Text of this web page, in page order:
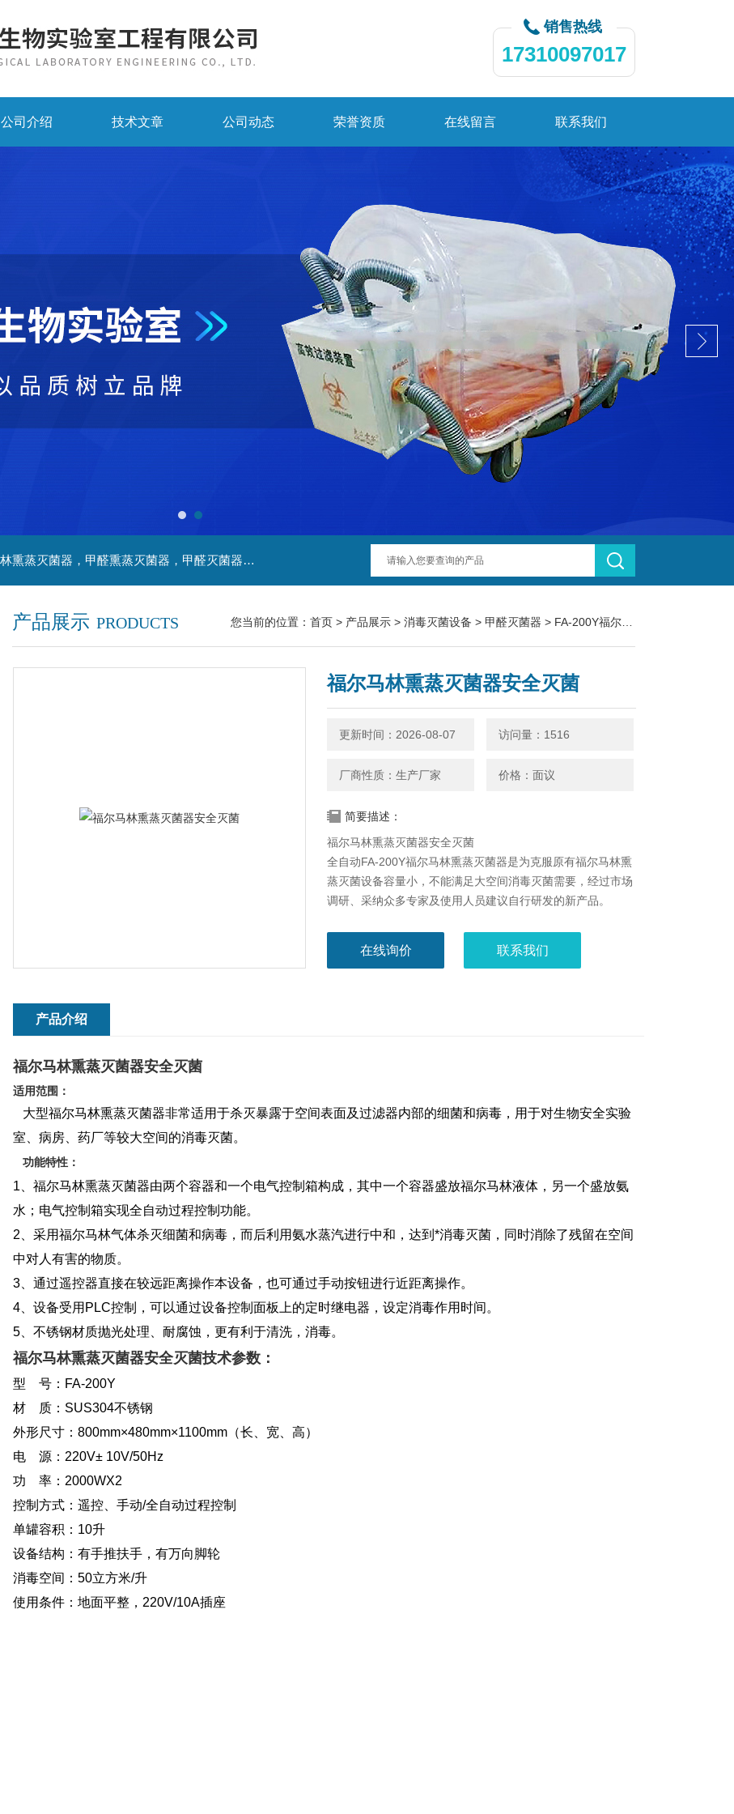
销售热线
17310097017
公司介绍 技术文章 公司动态 荣誉资质 在线留言 联系我们
主营产品：净化工程，生物安全实验室，福尔马林熏蒸灭菌器，甲醛熏蒸灭菌器，甲醛灭菌器，灭菌器，不锈钢家具，不锈钢防爆酒精灯，污水处理系统，无火焰高温灭菌器，净化工程，百级恒温实验室，洁净工程，
产品展示 PRODUCTS 您当前的位置： 首页 > 产品展示 > 消毒灭菌设备 > 甲醛灭菌器 > FA-200Y福尔马林熏蒸灭菌器安全灭菌
福尔马林熏蒸灭菌器安全灭菌
更新时间：2026-08-07 访问量：1516
厂商性质：生产厂家 价格：面议
简要描述：
福尔马林熏蒸灭菌器安全灭菌
全自动FA-200Y福尔马林熏蒸灭菌器是为克服原有福尔马林熏
蒸灭菌设备容量小，不能满足大空间消毒灭菌需要，经过市场
调研、采纳众多专家及使用人员建议自行研发的新产品。
在线询价 联系我们
产品介绍
福尔马林熏蒸灭菌器安全灭菌
适用范围：
大型福尔马林熏蒸灭菌器非常适用于杀灭暴露于空间表面及过滤器内部的细菌和病毒，用于对生物安全实验
室、病房、药厂等较大空间的消毒灭菌。
功能特性：
1、福尔马林熏蒸灭菌器由两个容器和一个电气控制箱构成，其中一个容器盛放福尔马林液体，另一个盛放氨
水；电气控制箱实现全自动过程控制功能。
2、采用福尔马林气体杀灭细菌和病毒，而后利用氨水蒸汽进行中和，达到*消毒灭菌，同时消除了残留在空间
中对人有害的物质。
3、通过遥控器直接在较远距离操作本设备，也可通过手动按钮进行近距离操作。
4、设备受用PLC控制，可以通过设备控制面板上的定时继电器，设定消毒作用时间。
5、不锈钢材质抛光处理、耐腐蚀，更有利于清洗，消毒。
福尔马林熏蒸灭菌器安全灭菌技术参数：
型 号：FA-200Y
材 质：SUS304不锈钢
外形尺寸：800mm×480mm×1100mm（长、宽、高）
电 源：220V± 10V/50Hz
功 率：2000WX2
控制方式：遥控、手动/全自动过程控制
单罐容积：10升
设备结构：有手推扶手，有万向脚轮
消毒空间：50立方米/升
使用条件：地面平整，220V/10A插座